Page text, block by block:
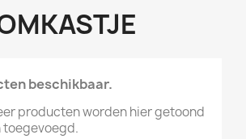
beschikbaar.
producten worden hier getoond
toegevoegd.